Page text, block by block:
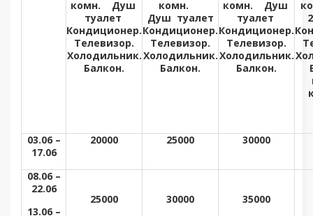
комн. Душ
туалет
Кондиционер.
Телевизор.
Холодильник.
Балкон.
комн.
Душ туалет
Кондиционер.
Телевизор.
Холодильник.
Балкон.
комн. Душ
туалет
Кондиционер.
Телевизор.
Холодильник.
Балкон.
03.06 –
17.06
20000 25000 30000
08.06 –
22.06
13.06 –
25000 30000 35000